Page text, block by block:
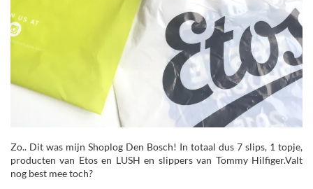
Zo.. Dit was mijn Shoplog Den Bosch! In totaal dus 7 slips, 1 topje,
producten van Etos en LUSH en slippers van Tommy Hilfiger.Valt
nog best mee toch?